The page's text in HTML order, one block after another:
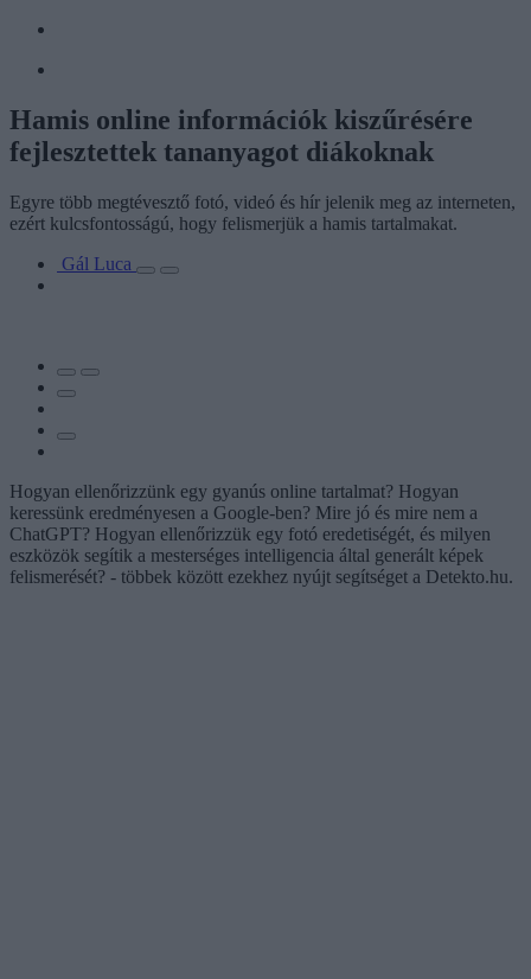
Hamis online információk kiszűrésére
fejlesztettek tananyagot diákoknak
Egyre több megtévesztő fotó, videó és hír jelenik meg az interneten,
ezért kulcsfontosságú, hogy felismerjük a hamis tartalmakat.
Gál Luca
Hogyan ellenőrizzünk egy gyanús online tartalmat? Hogyan
keressünk eredményesen a Google-ben? Mire jó és mire nem a
ChatGPT? Hogyan ellenőrizzük egy fotó eredetiségét, és milyen
eszközök segítik a mesterséges intelligencia által generált képek
felismerését? - többek között ezekhez nyújt segítséget a Detekto.hu.